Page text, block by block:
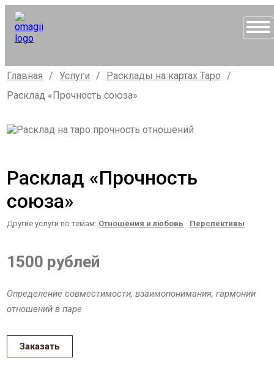
Главная / Услуги / Расклады на картах Таро /
Расклад «Прочность союза»
Расклад «Прочность
союза»
Другие услуги по темам: Отношения и любовь Перспективы
1500 рублей
Определение совместимости, взаимопонимания, гармонии
отношений в паре
Заказать